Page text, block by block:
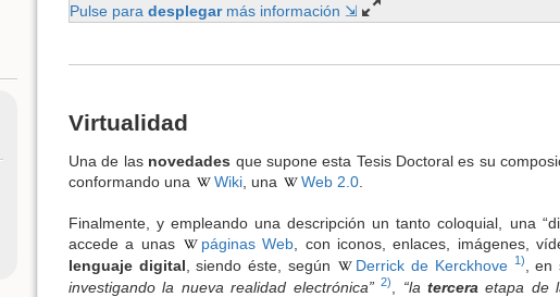
Pulse para desplegarmás información ⇲
Virtualidad
Una de las novedades que supone esta Tesis Doctoral es su
conformando una
Wiki , una Web 2.0
Finalmente, y empleando una descripción un tanto coloquial, una
accede a unas
páginas Web, con iconos, enlaces, imágenes,
lenguaje digital , siendo éste, según Derrick de Kerckhove 1) ,
investigando la nueva realidad electrónica” 2) “latercera etapa de